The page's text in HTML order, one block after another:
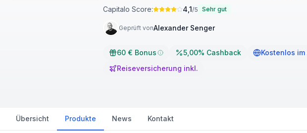
Capitalo Score: 4,1/5 Sehr gut
Geprüft vonAlexander Senger
60 € Bonus 5,00% Cashback Kostenlos
Reiseversicherung inkl.
Übersicht Produkte News Kontakt